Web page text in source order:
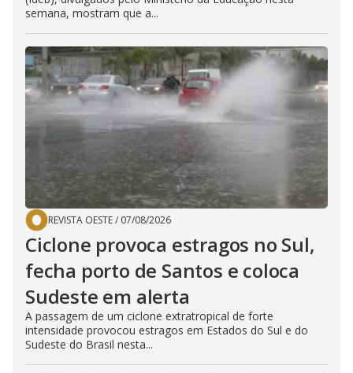
semana, mostram que a...
REVISTA OESTE/ 07/08/2026
Ciclone provoca estragos no Sul,
fecha porto de Santos e coloca
Sudeste em alerta
A passagem de um ciclone extratropical de forte
intensidade provocou estragos em Estados do Sul e do
Sudeste do Brasil nesta...